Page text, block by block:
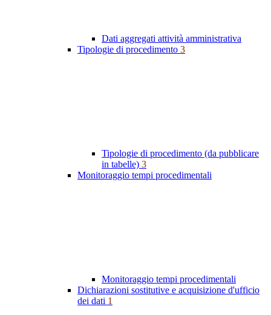
Dati aggregati attività amministrativa
Tipologie di procedimento 3
Tipologie di procedimento (da pubblicare
in tabelle) 3
Monitoraggio tempi procedimentali
Monitoraggio tempi procedimentali
Dichiarazioni sostitutive e acquisizione d'ufficio
dei dati 1